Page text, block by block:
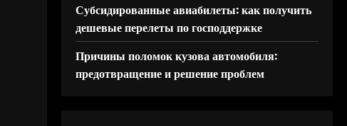
Субсидированные авиабилеты: как получить
дешевые перелеты по господдержке
Причины поломок кузова автомобиля:
предотвращение и решение проблем